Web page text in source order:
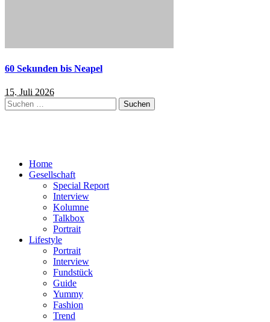
60 Sekunden bis Neapel
15. Juli 2026
Suchen
nach:
Home
Gesellschaft
Special Report
Interview
Kolumne
Talkbox
Portrait
Lifestyle
Portrait
Interview
Fundstück
Guide
Yummy
Fashion
Trend